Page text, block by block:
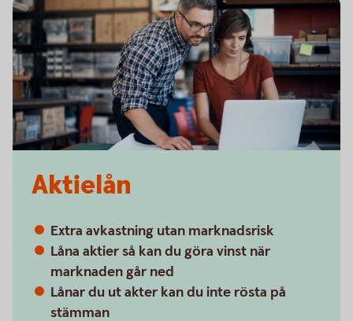
Aktielån
Extra avkastning utan marknadsrisk
Låna aktier så kan du göra vinst när
marknaden går ned
Lånar du ut akter kan du inte rösta på
stämman